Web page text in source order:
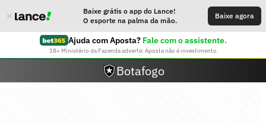
Baixe grátis o app do Lance!
O esporte na palma da mão.
Baixe agora
Ajuda com Aposta? Fale com o assistente.
18+ Ministério da Fazenda adverte: Aposta não é investimento
Botafogo